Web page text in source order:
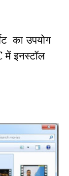
का उपयोग
में इनस्टॉल